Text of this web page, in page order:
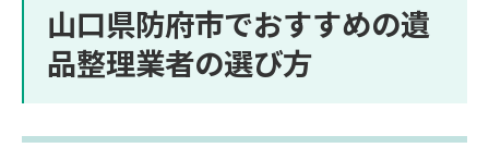
山口県防府市でおすすめの遺
品整理業者の選び方